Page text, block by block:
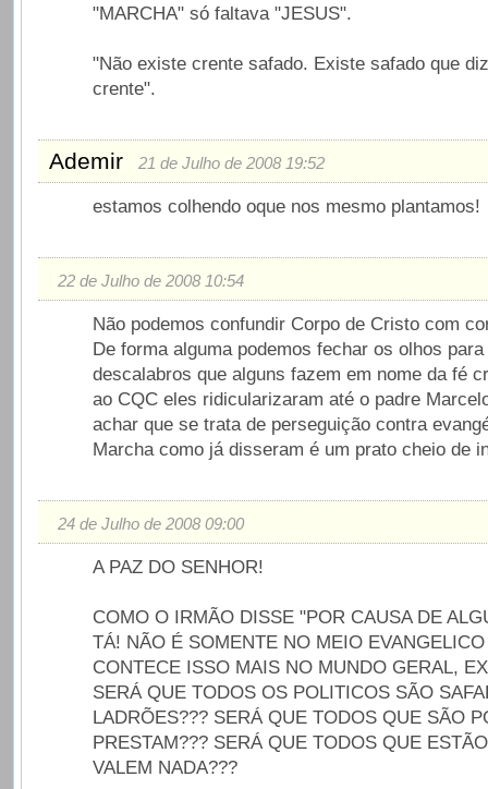
"MARCHA" só faltava "JESUS".
"Não existe crente safado. Existe safado que
crente".
Ademir 21 de Julho de 2008 19:52
estamos colhendo oque nos mesmo plantamos!
22 de Julho de 2008 10:54
Não podemos confundir Corpo de Cristo com
De forma alguma podemos fechar os olhos
descalabros que alguns fazem em nome da fé
ao CQC eles ridicularizaram até o padre
achar que se trata de perseguição contra
Marcha como já disseram é um prato cheio de
24 de Julho de 2008 09:00
A PAZ DO SENHOR!
COMO O IRMÃO DISSE "POR CAUSA DE
TÁ! NÃO É SOMENTE NO MEIO EVANGELICO
CONTECE ISSO MAIS NO MUNDO GERAL,
SERÁ QUE TODOS OS POLITICOS SÃO
LADRÕES??? SERÁ QUE TODOS QUE SÃO
PRESTAM??? SERÁ QUE TODOS QUE
VALEM NADA???